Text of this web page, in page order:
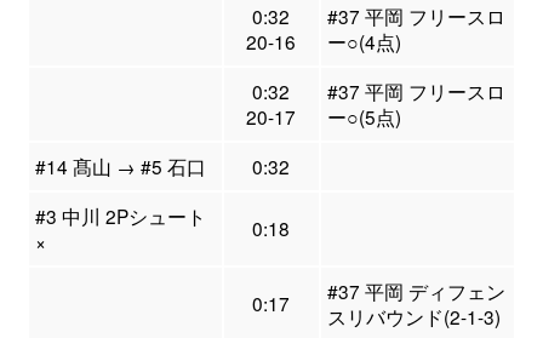
0:32
20-16
#37 平岡 フリースロ
ー○(4点)
0:32
20-17
#37 平岡 フリースロ
ー○(5点)
#14 髙山 → #5 石口
0:32
#3 中川 2Pシュート
×
0:18
0:17
#37 平岡 ディフェン
スリバウンド(2-1-3)